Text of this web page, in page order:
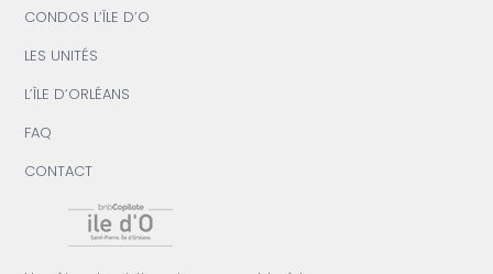
CONDOS L’ÎLE D’O
LES UNITÉS
L’ÎLE D’ORLÉANS
FAQ
CONTACT